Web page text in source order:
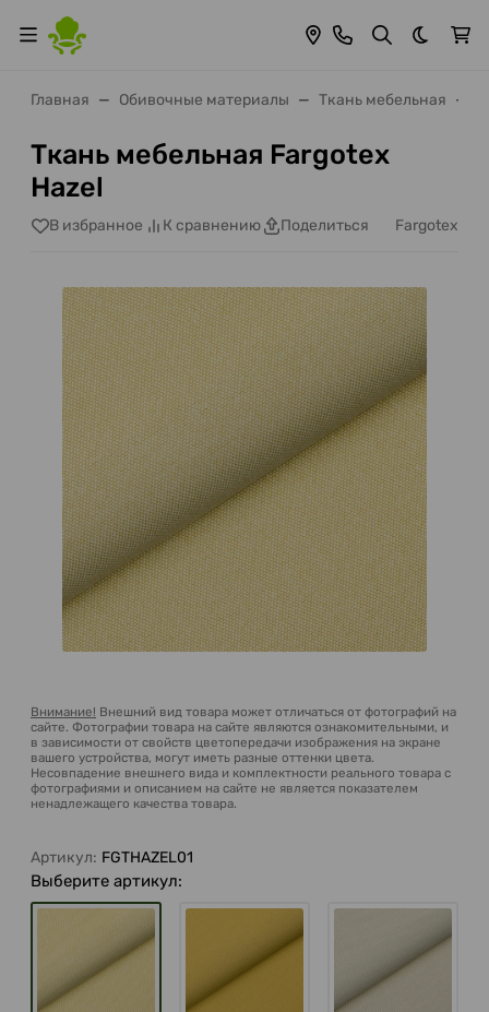
Темная
Главная Обивочные материалы Ткань мебельная
Ткань мебельная Fargotex
Hazel
В избранное К сравнению Поделиться Fargotex
Внимание! Внешний вид товара может отличаться от фотографий на
сайте. Фотографии товара на сайте являются ознакомительными, и
в зависимости от свойств цветопередачи изображения на экране
вашего устройства, могут иметь разные оттенки цвета.
Несовпадение внешнего вида и комплектности реального товара с
фотографиями и описанием на сайте не является показателем
ненадлежащего качества товара.
Артикул: FGTHAZEL01
Выберите артикул: